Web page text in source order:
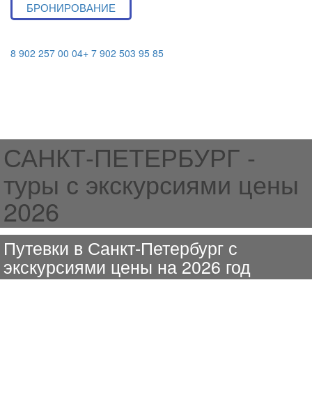
БРОНИРОВАНИЕ
8 902 257 00 04+ 7 902 503 95 85
САНКТ-ПЕТЕРБУРГ -
туры с экскурсиями цены
2026
Путевки в Санкт-Петербург с
экскурсиями цены на 2026 год